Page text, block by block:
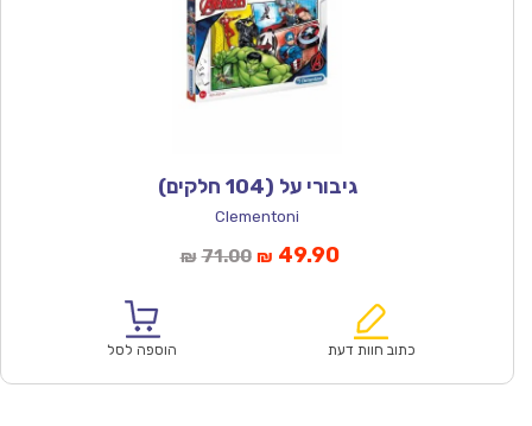
גיבורי על (104 חלקים)
Clementoni
₪ 71.00המחיר
₪71.00.
₪ 49.90המחיר
הוא:
כתוב חוות דעת הוספה לסל